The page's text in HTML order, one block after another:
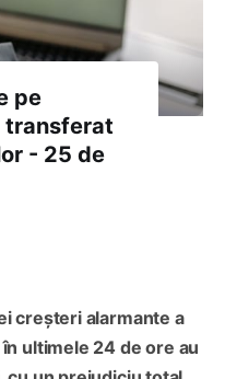
pe
transferat
- 25 de
creșteri alarmante a
ultimele 24 de ore au